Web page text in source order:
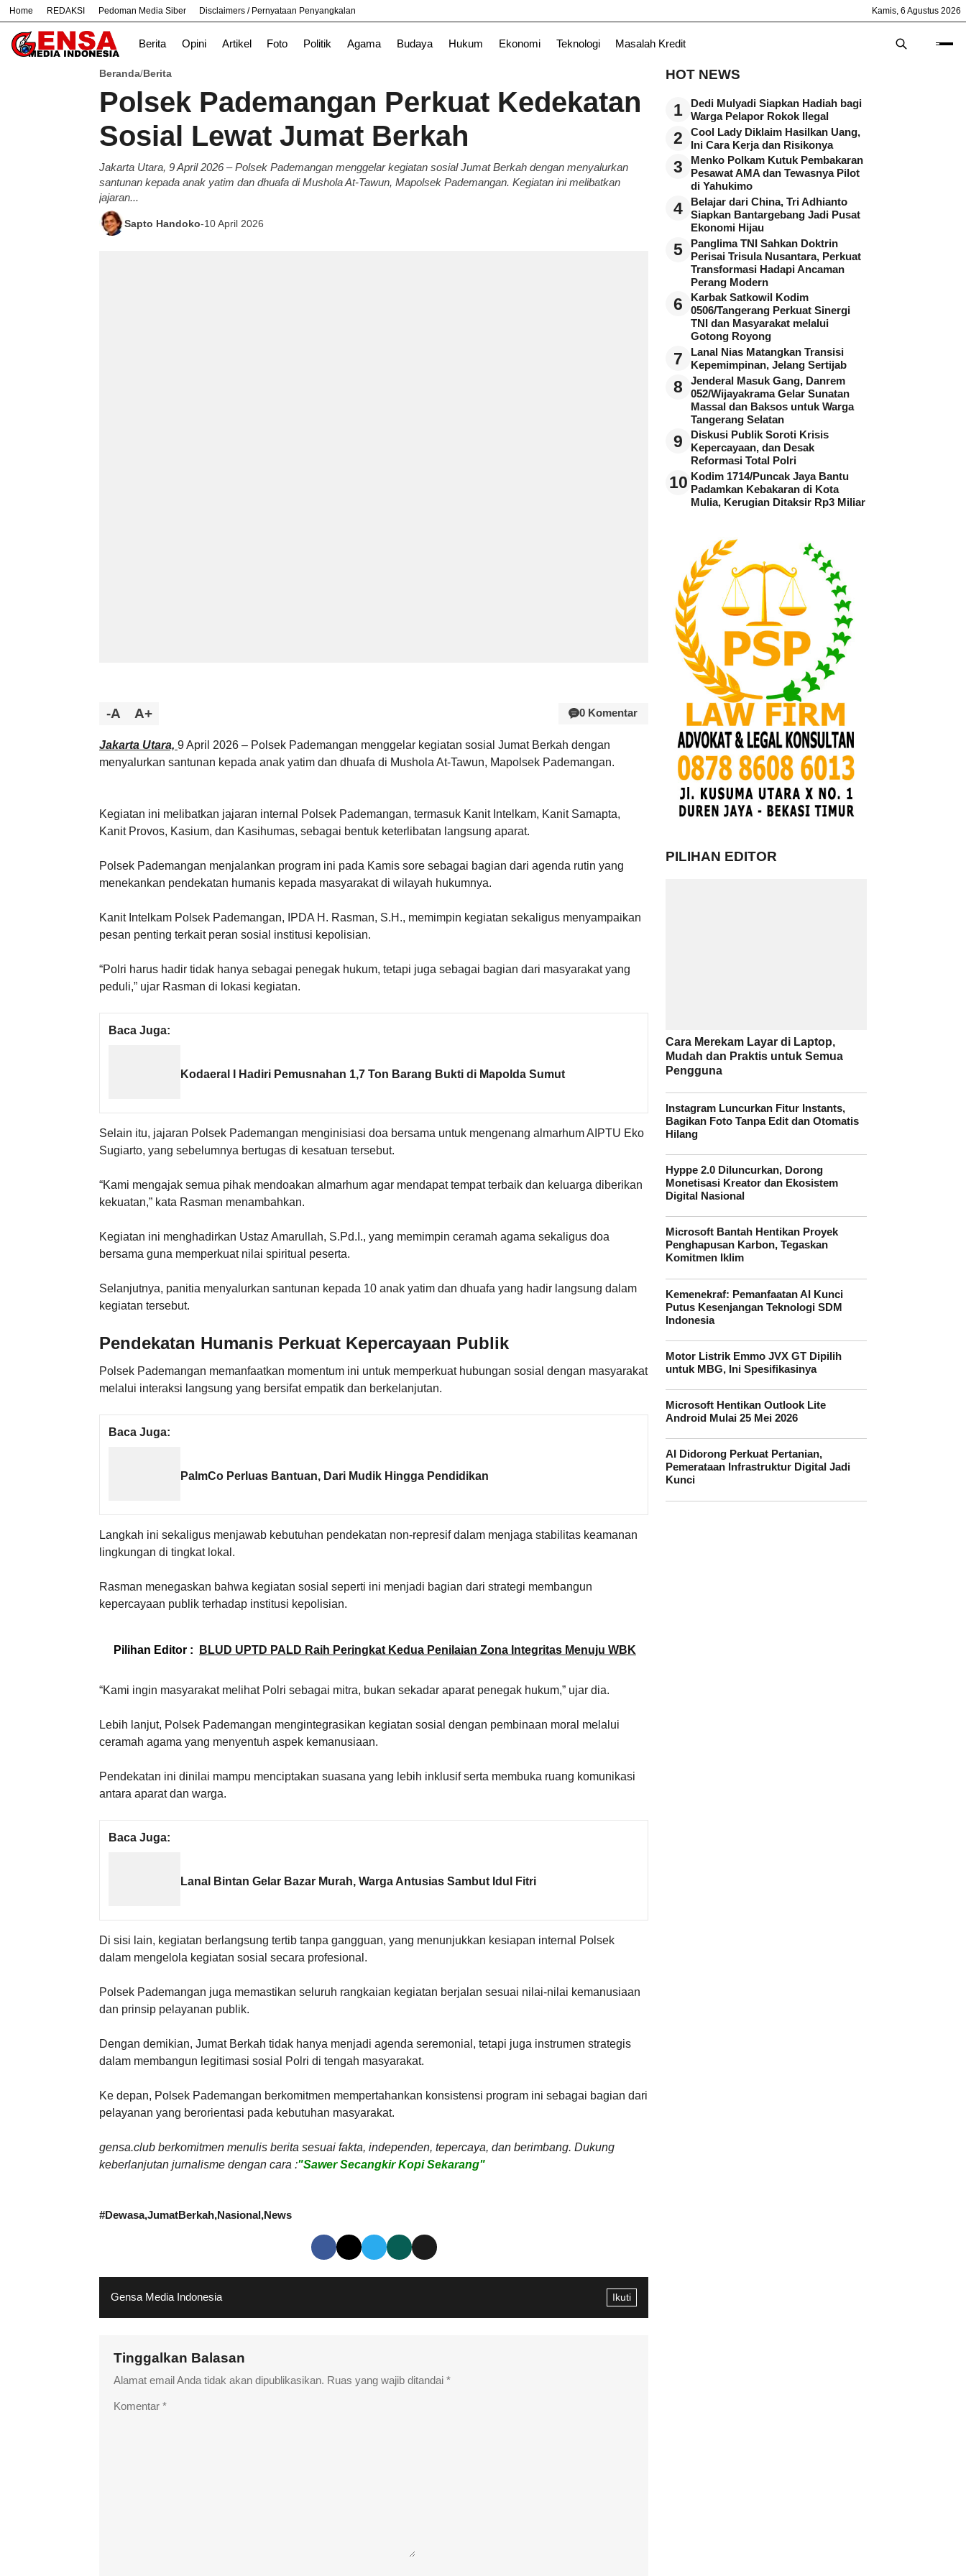
Home REDAKSI Pedoman Media Siber Disclaimers / Pernyataan Penyangkalan Kamis, 6 Agustus 2026
Berita Opini Artikel Foto Politik Agama Budaya Hukum Ekonomi Teknologi Masalah Kredit
# Jabar Nasional News TNI
Beranda/Berita
Polsek Pademangan Perkuat Kedekatan
Sosial Lewat Jumat Berkah
Jakarta Utara, 9 April 2026 – Polsek Pademangan menggelar kegiatan sosial Jumat Berkah dengan menyalurkan
santunan kepada anak yatim dan dhuafa di Mushola At-Tawun, Mapolsek Pademangan. Kegiatan ini melibatkan
jajaran...
Sapto Handoko-10 April 2026
-A A+ 0 Komentar
Jakarta Utara, 9 April 2026 – Polsek Pademangan menggelar kegiatan sosial Jumat Berkah dengan
menyalurkan santunan kepada anak yatim dan dhuafa di Mushola At-Tawun, Mapolsek Pademangan.
Kegiatan ini melibatkan jajaran internal Polsek Pademangan, termasuk Kanit Intelkam, Kanit Samapta,
Kanit Provos, Kasium, dan Kasihumas, sebagai bentuk keterlibatan langsung aparat.
Polsek Pademangan menjalankan program ini pada Kamis sore sebagai bagian dari agenda rutin yang
menekankan pendekatan humanis kepada masyarakat di wilayah hukumnya.
Kanit Intelkam Polsek Pademangan, IPDA H. Rasman, S.H., memimpin kegiatan sekaligus menyampaikan
pesan penting terkait peran sosial institusi kepolisian.
“Polri harus hadir tidak hanya sebagai penegak hukum, tetapi juga sebagai bagian dari masyarakat yang
peduli,” ujar Rasman di lokasi kegiatan.
Baca Juga:
Kodaeral I Hadiri Pemusnahan 1,7 Ton Barang Bukti di Mapolda Sumut
Selain itu, jajaran Polsek Pademangan menginisiasi doa bersama untuk mengenang almarhum AIPTU Eko
Sugiarto, yang sebelumnya bertugas di kesatuan tersebut.
“Kami mengajak semua pihak mendoakan almarhum agar mendapat tempat terbaik dan keluarga diberikan
kekuatan,” kata Rasman menambahkan.
Kegiatan ini menghadirkan Ustaz Amarullah, S.Pd.I., yang memimpin ceramah agama sekaligus doa
bersama guna memperkuat nilai spiritual peserta.
Selanjutnya, panitia menyalurkan santunan kepada 10 anak yatim dan dhuafa yang hadir langsung dalam
kegiatan tersebut.
Pendekatan Humanis Perkuat Kepercayaan Publik
Polsek Pademangan memanfaatkan momentum ini untuk memperkuat hubungan sosial dengan masyarakat
melalui interaksi langsung yang bersifat empatik dan berkelanjutan.
Baca Juga:
PalmCo Perluas Bantuan, Dari Mudik Hingga Pendidikan
Langkah ini sekaligus menjawab kebutuhan pendekatan non-represif dalam menjaga stabilitas keamanan
lingkungan di tingkat lokal.
Rasman menegaskan bahwa kegiatan sosial seperti ini menjadi bagian dari strategi membangun
kepercayaan publik terhadap institusi kepolisian.
Pilihan Editor : BLUD UPTD PALD Raih Peringkat Kedua Penilaian Zona Integritas Menuju WBK
“Kami ingin masyarakat melihat Polri sebagai mitra, bukan sekadar aparat penegak hukum,” ujar dia.
Lebih lanjut, Polsek Pademangan mengintegrasikan kegiatan sosial dengan pembinaan moral melalui
ceramah agama yang menyentuh aspek kemanusiaan.
Pendekatan ini dinilai mampu menciptakan suasana yang lebih inklusif serta membuka ruang komunikasi
antara aparat dan warga.
Baca Juga:
Lanal Bintan Gelar Bazar Murah, Warga Antusias Sambut Idul Fitri
Di sisi lain, kegiatan berlangsung tertib tanpa gangguan, yang menunjukkan kesiapan internal Polsek
dalam mengelola kegiatan sosial secara profesional.
Polsek Pademangan juga memastikan seluruh rangkaian kegiatan berjalan sesuai nilai-nilai kemanusiaan
dan prinsip pelayanan publik.
Dengan demikian, Jumat Berkah tidak hanya menjadi agenda seremonial, tetapi juga instrumen strategis
dalam membangun legitimasi sosial Polri di tengah masyarakat.
Ke depan, Polsek Pademangan berkomitmen mempertahankan konsistensi program ini sebagai bagian dari
pelayanan yang berorientasi pada kebutuhan masyarakat.
gensa.club berkomitmen menulis berita sesuai fakta, independen, tepercaya, dan berimbang. Dukung
keberlanjutan jurnalisme dengan cara :"Sawer Secangkir Kopi Sekarang"
#Dewasa JumatBerkah Nasional News
Gensa Media Indonesia Ikuti
Tinggalkan Balasan
Alamat email Anda tidak akan dipublikasikan. Ruas yang wajib ditandai *
Komentar *
HOT NEWS
1
Dedi Mulyadi Siapkan Hadiah bagi
Warga Pelapor Rokok Ilegal
2
Cool Lady Diklaim Hasilkan Uang,
Ini Cara Kerja dan Risikonya
3
Menko Polkam Kutuk Pembakaran
Pesawat AMA dan Tewasnya Pilot
di Yahukimo
4
Belajar dari China, Tri Adhianto
Siapkan Bantargebang Jadi Pusat
Ekonomi Hijau
5
Panglima TNI Sahkan Doktrin
Perisai Trisula Nusantara, Perkuat
Transformasi Hadapi Ancaman
Perang Modern
6
Karbak Satkowil Kodim
0506/Tangerang Perkuat Sinergi
TNI dan Masyarakat melalui
Gotong Royong
7
Lanal Nias Matangkan Transisi
Kepemimpinan, Jelang Sertijab
8
Jenderal Masuk Gang, Danrem
052/Wijayakrama Gelar Sunatan
Massal dan Baksos untuk Warga
Tangerang Selatan
9
Diskusi Publik Soroti Krisis
Kepercayaan, dan Desak
Reformasi Total Polri
10 Kodim 1714/Puncak Jaya Bantu
Padamkan Kebakaran di Kota
Mulia, Kerugian Ditaksir Rp3 Miliar
PILIHAN EDITOR
Cara Merekam Layar di Laptop,
Mudah dan Praktis untuk Semua
Pengguna
Instagram Luncurkan Fitur Instants,
Bagikan Foto Tanpa Edit dan Otomatis
Hilang
Hyppe 2.0 Diluncurkan, Dorong
Monetisasi Kreator dan Ekosistem
Digital Nasional
Microsoft Bantah Hentikan Proyek
Penghapusan Karbon, Tegaskan
Komitmen Iklim
Kemenekraf: Pemanfaatan AI Kunci
Putus Kesenjangan Teknologi SDM
Indonesia
Motor Listrik Emmo JVX GT Dipilih
untuk MBG, Ini Spesifikasinya
Microsoft Hentikan Outlook Lite
Android Mulai 25 Mei 2026
AI Didorong Perkuat Pertanian,
Pemerataan Infrastruktur Digital Jadi
Kunci